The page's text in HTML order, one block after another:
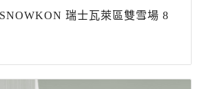
SNOWKON 瑞士瓦萊區雙雪場 8